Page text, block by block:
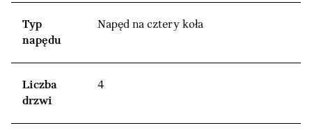
Typ
napędu
Napęd na cztery koła
Liczba
drzwi
4